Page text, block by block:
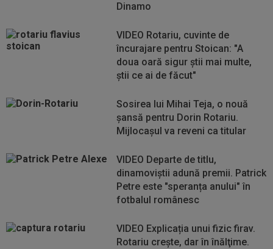
Dinamo
VIDEO Rotariu, cuvinte de
încurajare pentru Stoican: "A
doua oară sigur știi mai multe,
știi ce ai de făcut"
Sosirea lui Mihai Teja, o nouă
șansă pentru Dorin Rotariu.
Mijlocașul va reveni ca titular
VIDEO Departe de titlu,
dinamoviștii adună premii. Patrick
Petre este "speranța anului" în
fotbalul românesc
VIDEO Explicația unui fizic firav.
Rotariu creşte, dar în înălţime.